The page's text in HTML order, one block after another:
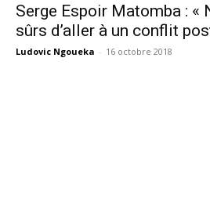
Serge Espoir Matomba : «
sûrs d’aller à un conflit
Ludovic Ngoueka - 16 octobre 2018